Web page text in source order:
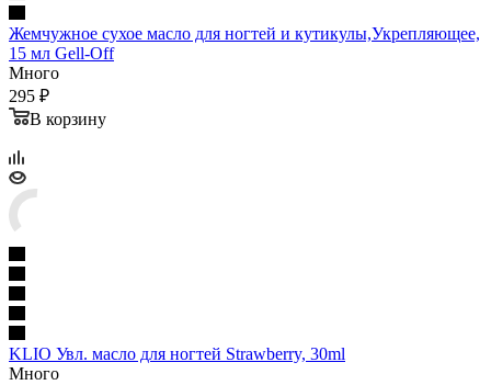
Жемчужное сухое масло для ногтей и кутикулы,Укрепляющее,
15 мл Gell-Off
Много
295 ₽
В корзину
KLIO Увл. масло для ногтей Strawberry, 30ml
Много